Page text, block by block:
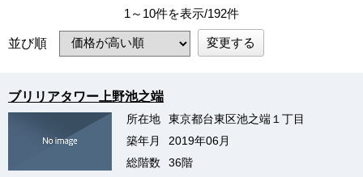
1～10件を表示/192件
並び順 変更する
ブリリアタワー上野池之端
所在地
東京都台東区池之端１丁目
築年月
2019年06月
総階数
36階